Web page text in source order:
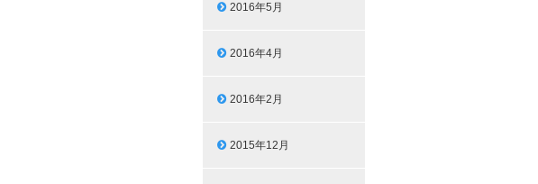
2016年5月
2016年4月
2016年2月
2015年12月